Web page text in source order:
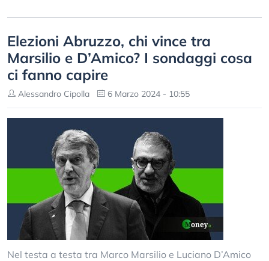
Elezioni Abruzzo, chi vince tra
Marsilio e D’Amico? I sondaggi cosa
ci fanno capire
Alessandro Cipolla 6 Marzo 2024 - 10:55
Nel testa a testa tra Marco Marsilio e Luciano D’Amico